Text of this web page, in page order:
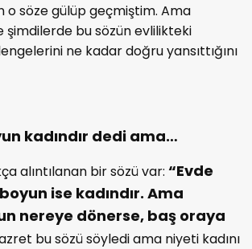
o söze gülüp geçmiştim. Ama
şimdilerde bu sözün evlilikteki
ne kadar doğru yansıttığını
kadındır dedi ama…
alıntılanan bir sözü var: “Evde
ise kadındır. Ama
nereye dönerse, baş oraya
bu sözü söyledi ama niyeti kadını